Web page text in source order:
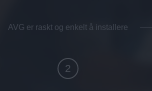
AVG er raskt og enkelt å installere
2